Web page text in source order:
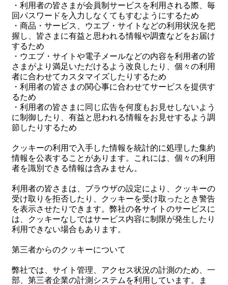
・利用者の皆さまが会員制サービスを利用される際、毎
回パスワードを入力しなくてもすむようにするため
・商品・サービス、ウエブ・サイトなどの利用状況を把
握し、皆さまに有益と思われる情報や調査などをお届け
するため
・ウエブ・サイトや電子メールなどの内容を利用者の皆
さまがより満足いただけるよう改良したり、個々の利用
者に合わせてカスタマイズしたりするため
・利用者の皆さまの関心事に合わせてサービスを提供す
るため
・利用者の皆さまに同じ広告を何度もお見せしないよう
に制御したり、有益と思われる情報をお見せするよう調
節したりするため
クッキーの利用で入手した情報を統計的に処理した集約
情報を公表することがあります。これには、個々の利用
者を識別できる情報は含みません。
利用者の皆さまは、ブラウザの設定により、クッキーの
受け取りを拒否したり、クッキーを受け取ったとき警告
を表示させたりできます。弊社の各サイトのサービスに
は、クッキーなしではサービス内容に制限が発生したり
利用できない場合もあります。
第三者からのクッキーについて
弊社では、サイト管理、アクセス状況の計測のため、一
部、第三者企業の計測システムを利用しています。ま